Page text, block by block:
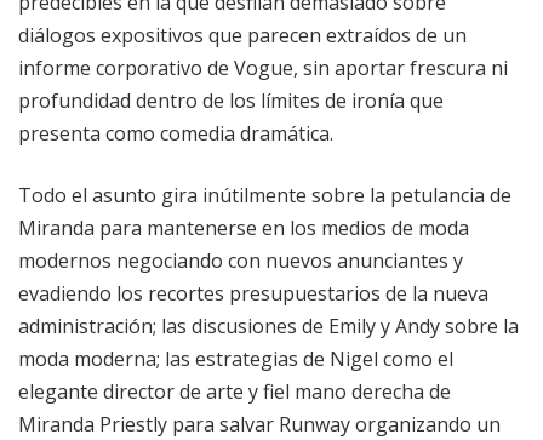
diálogos expositivos que parecen extraídos de un
informe corporativo de Vogue, sin aportar frescura ni
profundidad dentro de los límites de ironía que
presenta como comedia dramática.
Todo el asunto gira inútilmente sobre la petulancia de
Miranda para mantenerse en los medios de moda
modernos negociando con nuevos anunciantes y
evadiendo los recortes presupuestarios de la nueva
administración; las discusiones de Emily y Andy sobre la
moda moderna; las estrategias de Nigel como el
elegante director de arte y fiel mano derecha de
Miranda Priestly para salvar Runway organizando un